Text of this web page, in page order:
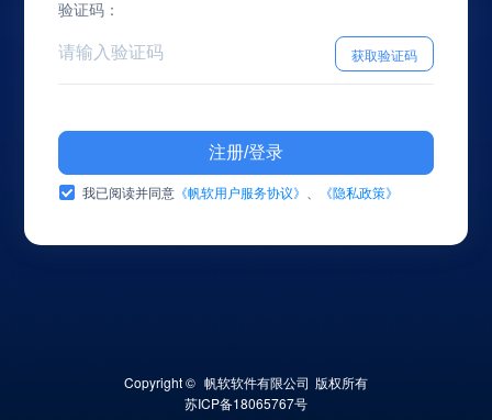
验证码：
获取验证码
注册/登录
我已阅读并同意《帆软用户服务协议》 《隐私政策》
Copyright © 帆软软件有限公司 版权所有
苏ICP备18065767号